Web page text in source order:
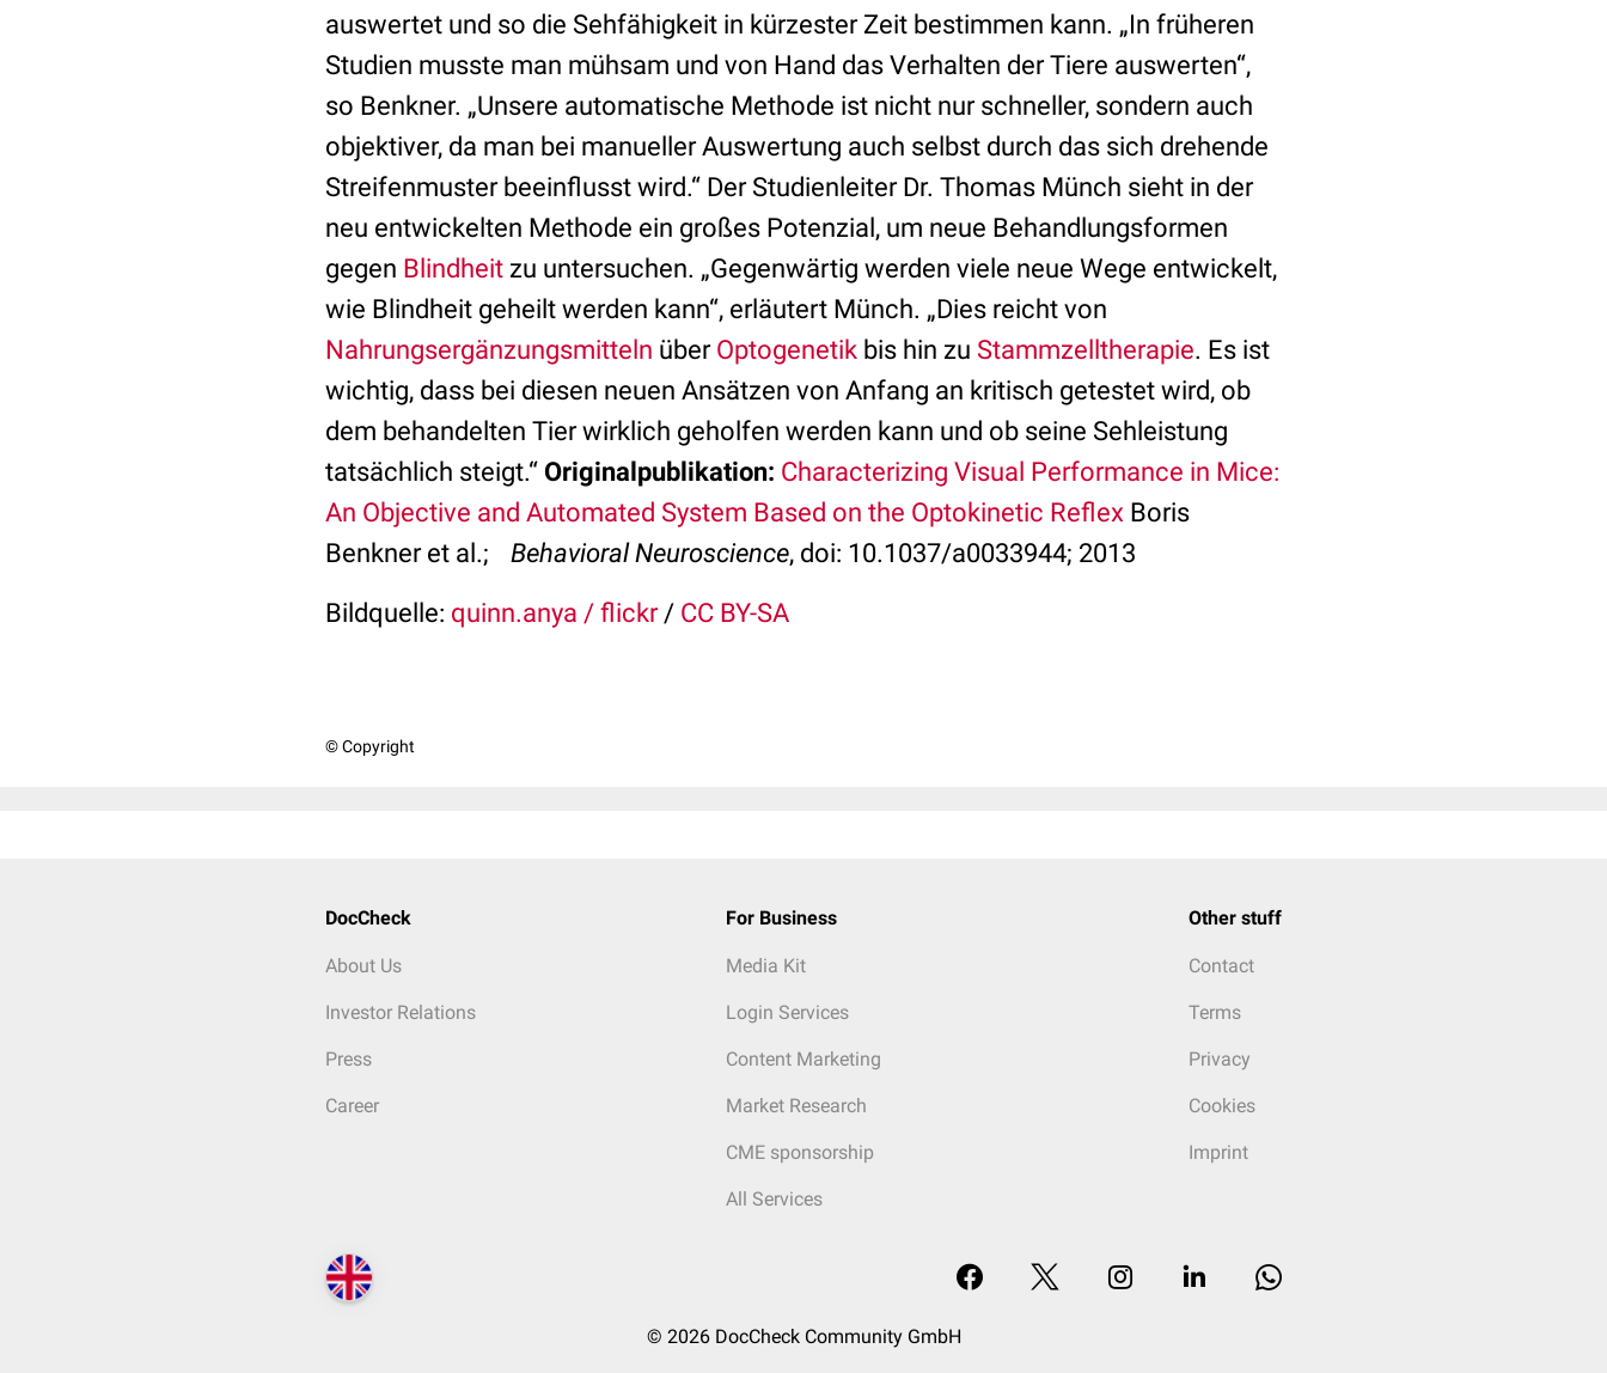
auswertet und so die Sehfähigkeit in kürzester Zeit bestimmen kann. „In früheren
Studien musste man mühsam und von Hand das Verhalten der Tiere auswerten“,
so Benkner. „Unsere automatische Methode ist nicht nur schneller, sondern auch
objektiver, da man bei manueller Auswertung auch selbst durch das sich drehende
Streifenmuster beeinflusst wird.“ Der Studienleiter Dr. Thomas Münch sieht in der
neu entwickelten Methode ein großes Potenzial, um neue Behandlungsformen
gegen Blindheit zu untersuchen. „Gegenwärtig werden viele neue Wege entwickelt,
wie Blindheit geheilt werden kann“, erläutert Münch. „Dies reicht von
Nahrungsergänzungsmitteln über Optogenetik bis hin zu Stammzelltherapie. Es ist
wichtig, dass bei diesen neuen Ansätzen von Anfang an kritisch getestet wird, ob
dem behandelten Tier wirklich geholfen werden kann und ob seine Sehleistung
tatsächlich steigt.“ Originalpublikation: Characterizing Visual Performance in Mice:
An Objective and Automated System Based on the Optokinetic Reflex Boris
Benkner et al.; Behavioral Neuroscience, doi: 10.1037/a0033944; 2013
Bildquelle: quinn.anya / flickr/ CC BY-SA
© Copyright
DocCheck
About Us
Investor Relations
Press
Career
For Business
Media Kit
Login Services
Content Marketing
Market Research
CME sponsorship
All Services
Other stuff
Contact
Terms
Privacy
Cookies
Imprint
© 2026 DocCheck Community GmbH